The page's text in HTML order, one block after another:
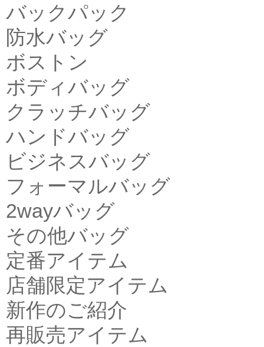
バックパック
防水バッグ
ボストン
ボディバッグ
クラッチバッグ
ハンドバッグ
ビジネスバッグ
フォーマルバッグ
2wayバッグ
その他バッグ
定番アイテム
店舗限定アイテム
新作のご紹介
再販売アイテム